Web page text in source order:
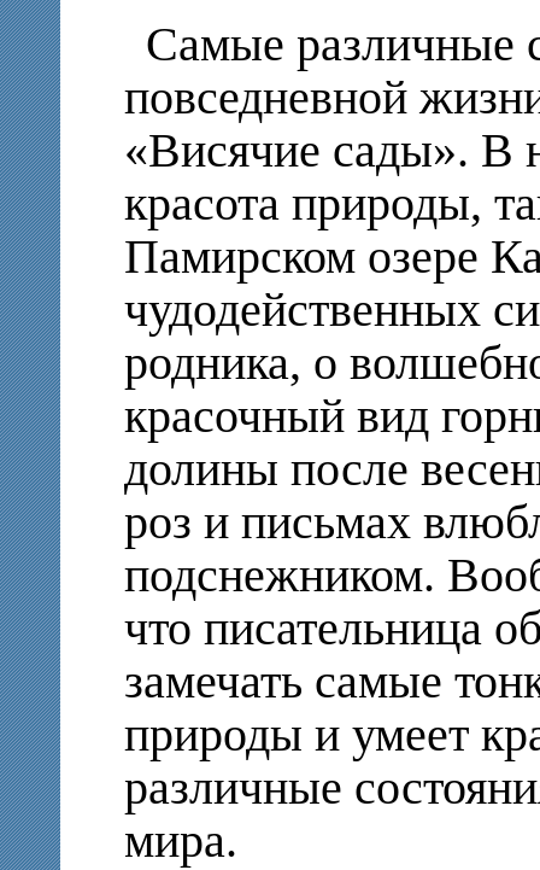
Самые различные
повседневной
«Висячие сады». В
красота природы,
Памирском озере
чудодейственных
родника, о
красочный вид
долины после
роз и письмах
подснежником.
что писательница
замечать самые
природы и умеет
различные
мира.